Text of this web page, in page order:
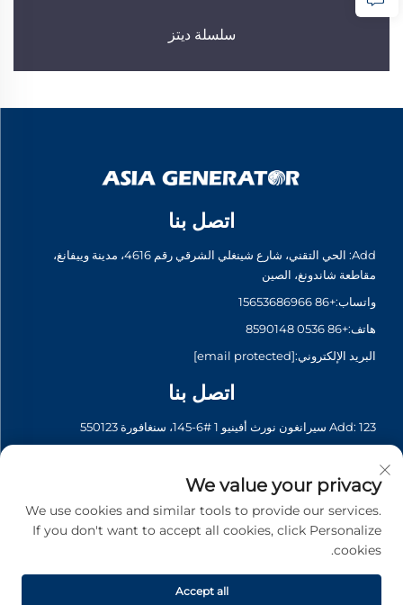
سلسلة ديتز
اتصل بنا
Add: الحي التقني، شارع شينغلي الشرقي رقم 4616، مدينة وييفانغ،
مقاطعة شاندونغ، الصين
واتساب:+86 15653686966
هاتف:+86 0536 8590148
البريد الإلكتروني:[email protected]
اتصل بنا
Add: 123 سيرانغون نورث أفينيو 1 #6-145، سنغافورة 550123
هاتف:+65 6935 2033
البريد الإلكتروني:[email protected]
حقوق الطبع والنشر © 2026 شركة آسيا لل generators المحدودة. جميع
الحقوق محفوظة. -سياسة الخصوصية
We value your privacy
We use cookies and similar tools to provide our services.
If you don't want to accept all cookies, click Personalize
cookies.
Accept all